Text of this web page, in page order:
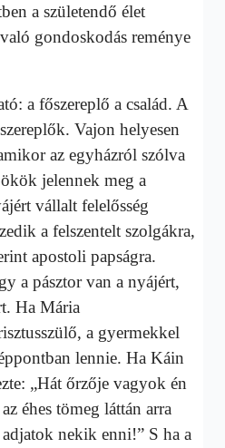
a születendő élet
gondoskodás reménye
a főszereplő a család. A
Vajon helyesen
az egyházról szólva
jelennek meg a
vállalt felelősség
a felszentelt szolgákra,
apostoli papságra.
a pásztor van a nyájért,
Ha Mária
a gyermekkel
lennie. Ha Káin
„Hát őrzője vagyok én
éhes tömeg láttán arra
nekik enni!” S ha a